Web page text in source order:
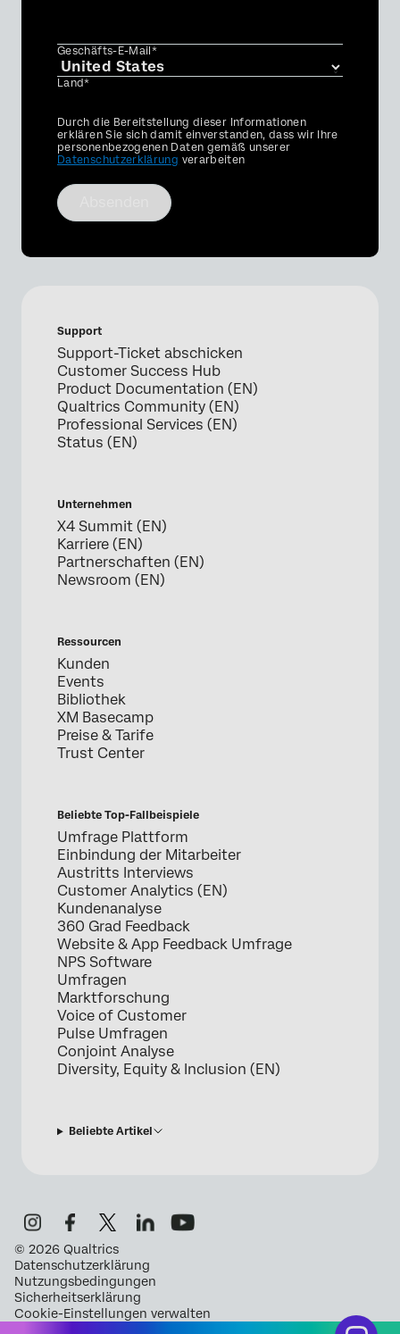
Geschäfts-E-Mail*
Land*
Privacy
Optin
Durch die Bereitstellung dieser Informationen
erklären Sie sich damit einverstanden, dass wir Ihre
personenbezogenen Daten gemäß unserer
Datenschutzerklärung verarbeiten
Support
Support-Ticket abschicken
Customer Success Hub
Product Documentation (EN)
Qualtrics Community (EN)
Professional Services (EN)
Status (EN)
Unternehmen
X4 Summit (EN)
Karriere (EN)
Partnerschaften (EN)
Newsroom (EN)
Ressourcen
Kunden
Events
Bibliothek
XM Basecamp
Preise & Tarife
Trust Center
Beliebte Top-Fallbeispiele
Umfrage Plattform
Einbindung der Mitarbeiter
Austritts Interviews
Customer Analytics (EN)
Kundenanalyse
360 Grad Feedback
Website & App Feedback Umfrage
NPS Software
Umfragen
Marktforschung
Voice of Customer
Pulse Umfragen
Conjoint Analyse
Diversity, Equity & Inclusion (EN)
Beliebte Artikel
© 2026 Qualtrics
Datenschutzerklärung
Nutzungsbedingungen
Sicherheitserklärung
Cookie-Einstellungen verwalten